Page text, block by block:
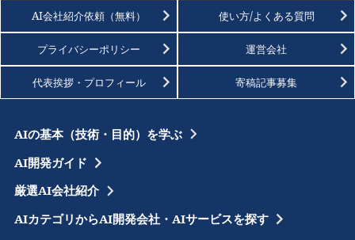
AI会社紹介依頼（無料） 使い方/よくある質問
プライバシーポリシー 運営会社
代表挨拶・プロフィール 寄稿記事募集
AIの基本（技術・目的）を学ぶ
AI開発ガイド
厳選AI会社紹介
AIカテゴリからAI開発会社・AIサービスを探す